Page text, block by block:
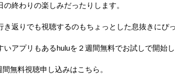
の終わりの楽しみだったりします。
き返りでも視聴するのもちょっとした息抜きにぴっ
いアプリもあるhuluを２週間無料でお試しで開始し
間無料視聴申し込みはこちら。